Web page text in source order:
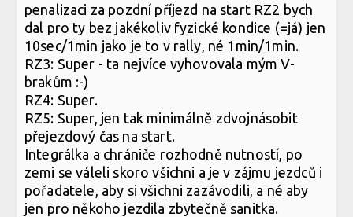
penalizaci za pozdní příjezd na start RZ2 bych
dal pro ty bez jakékoliv fyzické kondice (=já) jen
10sec/1min jako je to v rally, né 1min/1min.
RZ3: Super - ta nejvíce vyhovovala mým V-
brakům :-)
RZ4: Super.
RZ5: Super, jen tak minimálně zdvojnásobit
přejezdový čas na start.
Integrálka a chrániče rozhodně nutností, po
zemi se váleli skoro všichni a je v zájmu jezdců i
pořadatele, aby si všichni zazávodili, a né aby
jen pro někoho jezdila zbytečně sanitka.